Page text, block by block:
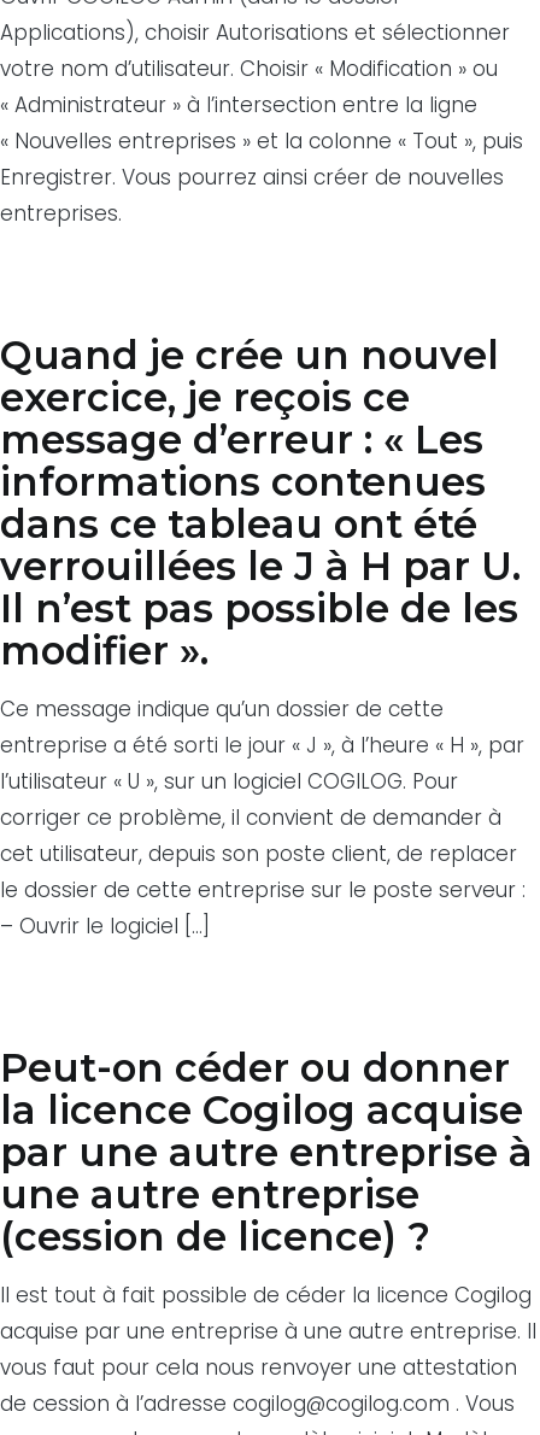
Applications), choisir Autorisations et sélectionner
votre nom d’utilisateur. Choisir « Modification » ou
« Administrateur » à l’intersection entre la ligne
« Nouvelles entreprises » et la colonne « Tout », puis
Enregistrer. Vous pourrez ainsi créer de nouvelles
entreprises.
Quand je crée un nouvel
exercice, je reçois ce
message d’erreur : « Les
informations contenues
dans ce tableau ont été
verrouillées le J à H par U.
Il n’est pas possible de les
modifier ».
Ce message indique qu’un dossier de cette
entreprise a été sorti le jour « J », à l’heure « H », par
l’utilisateur « U », sur un logiciel COGILOG. Pour
corriger ce problème, il convient de demander à
cet utilisateur, depuis son poste client, de replacer
le dossier de cette entreprise sur le poste serveur :
– Ouvrir le logiciel […]
Peut-on céder ou donner
la licence Cogilog acquise
par une autre entreprise à
une autre entreprise
(cession de licence) ?
Il est tout à fait possible de céder la licence Cogilog
acquise par une entreprise à une autre entreprise. Il
vous faut pour cela nous renvoyer une attestation
de cession à l’adresse cogilog@cogilog.com . Vous